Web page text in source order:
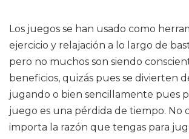
Los juegos se han usado como
ejercicio y relajación a lo largo de
pero no muchos son siendo
beneficios, quizás pues se divierten
jugando o bien sencillamente pues
juego es una pérdida de tiempo. No
importa la razón que tengas para